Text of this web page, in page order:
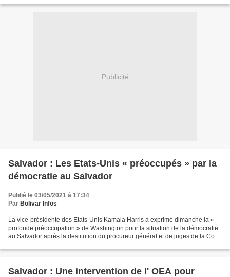
Publicité
Salvador : Les Etats-Unis « préoccupés » par la
démocratie au Salvador
Publié le 03/05/2021 à 17:34
Par Bolivar Infos
La vice-présidente des Etats-Unis Kamala Harris a exprimé dimanche la «
profonde préoccupation » de Washington pour la situation de la démocratie
au Salvador après la destitution du procureur général et de juges de la Cour
Salvador : Une intervention de l' OEA pour